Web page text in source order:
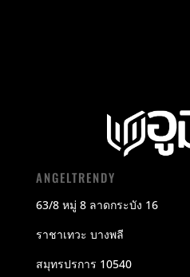
ANGELTRENDY
63/8 หมู่ 8 ลาดกระบัง 16
ราชาเทวะ บางพลี
สมุทรปรการ 10540